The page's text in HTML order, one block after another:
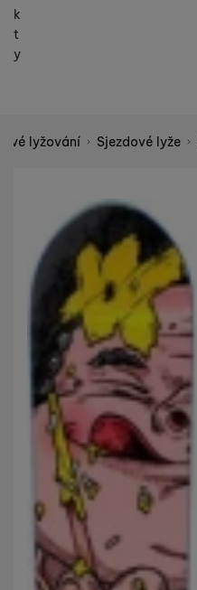
k
t
y
lyžování Sjezdové lyže
Fotografie